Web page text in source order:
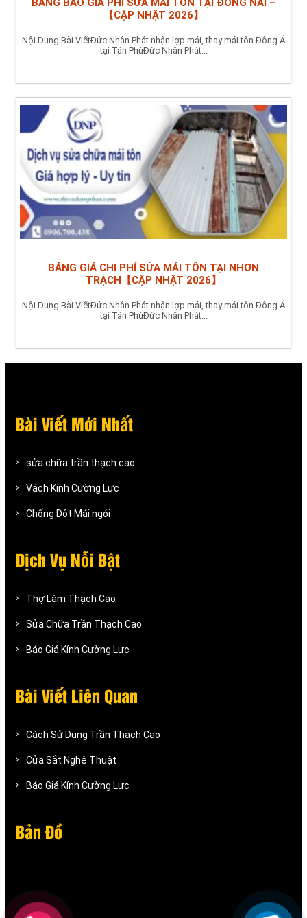
BẢNG BÁO GIÁ PHÍ SỬA MÁI TÔN TẠI ĐỒNG NAI –
【CẬP NHẬT 2026】
Nội Dung Bài ViếtĐức Nhân Phát nhận lợp mái, thay mái tôn Đông Á
tại Tân PhúĐức Nhân Phát...
BẢNG GIÁ CHI PHÍ SỬA MÁI TÔN TẠI NHƠN
TRẠCH【CẬP NHẬT 2026】
Nội Dung Bài ViếtĐức Nhân Phát nhận lợp mái, thay mái tôn Đông Á
tại Tân PhúĐức Nhân Phát...
Bài Viết Mới Nhất
sửa chữa trần thạch cao
Vách Kính Cường Lực
Chống Dột Mái ngói
Dịch Vụ Nỗi Bật
Thợ Làm Thạch Cao
Sửa Chữa Trần Thạch Cao
Báo Giá Kính Cường Lực
Bài Viết Liên Quan
Cách Sử Dụng Trần Thạch Cao
Cửa Sắt Nghệ Thuật
Báo Giá Kính Cường Lực
Bản Đồ